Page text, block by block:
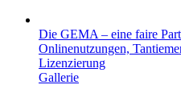
Die GEMA – eine faire
Onlinenutzungen,
Lizenzierung
Gallerie